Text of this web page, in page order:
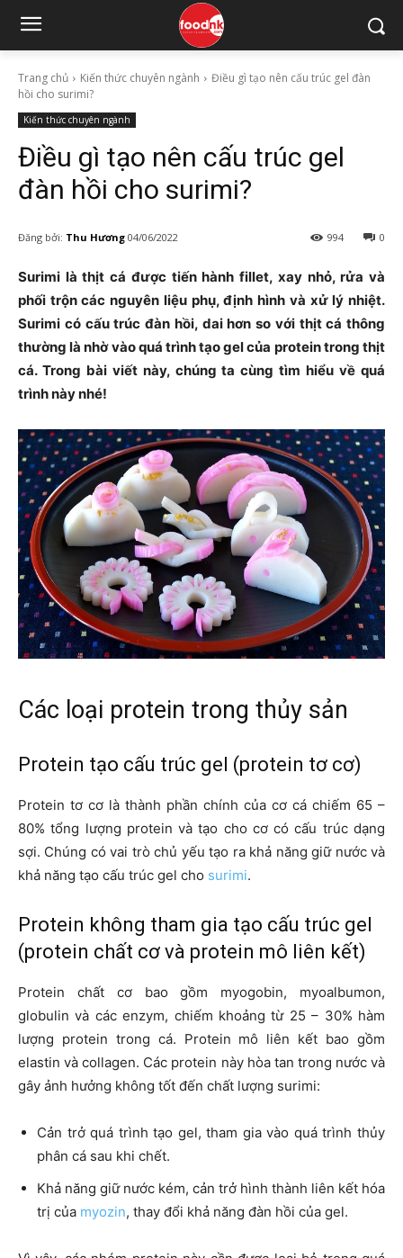
Trang chủ Kiến thức chuyên ngành
Điều gì tạo nên cấu trúc gel đàn
hồi cho surimi?
Kiến thức chuyên ngành
Điều gì tạo nên cấu trúc gel
đàn hồi cho surimi?
Đăng bởi: Thu Hương 04/06/2022 0
994
Surimi là thịt cá được tiến hành fillet, xay nhỏ, rửa và
phối trộn các nguyên liệu phụ, định hình và xử lý nhiệt.
Surimi có cấu trúc đàn hồi, dai hơn so với thịt cá thông
thường là nhờ vào quá trình tạo gel của protein trong thịt
cá. Trong bài viết này, chúng ta cùng tìm hiểu về quá
trình này nhé!
Các loại protein trong thủy sản
Protein tạo cấu trúc gel (protein tơ cơ)
Protein tơ cơ là thành phần chính của cơ cá chiếm 65 –
80% tổng lượng protein và tạo cho cơ có cấu trúc dạng
sợi. Chúng có vai trò chủ yếu tạo ra khả năng giữ nước và
khả năng tạo cấu trúc gel cho surimi.
Protein không tham gia tạo cấu trúc gel
(protein chất cơ và protein mô liên kết)
Protein chất cơ bao gồm myogobin, myoalbumon,
globulin và các enzym, chiếm khoảng từ 25 – 30% hàm
lượng protein trong cá. Protein mô liên kết bao gồm
elastin và collagen. Các protein này hòa tan trong nước và
gây ảnh hưởng không tốt đến chất lượng surimi:
Cản trở quá trình tạo gel, tham gia vào quá trình thủy
phân cá sau khi chết.
Khả năng giữ nước kém, cản trở hình thành liên kết hóa
trị của myozin, thay đổi khả năng đàn hồi của gel.